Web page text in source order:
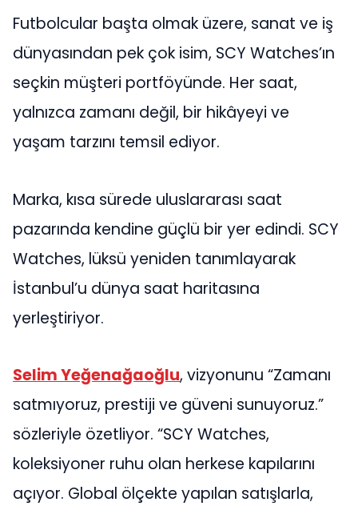
Futbolcular başta olmak üzere, sanat ve iş
dünyasından pek çok isim, SCY Watches’ın
seçkin müşteri portföyünde. Her saat,
yalnızca zamanı değil, bir hikâyeyi ve
yaşam tarzını temsil ediyor.
Marka, kısa sürede uluslararası saat
pazarında kendine güçlü bir yer edindi. SCY
Watches, lüksü yeniden tanımlayarak
İstanbul’u dünya saat haritasına
yerleştiriyor.
Selim Yeğenağaoğlu, vizyonunu “Zamanı
satmıyoruz, prestiji ve güveni sunuyoruz.”
sözleriyle özetliyor. “SCY Watches,
koleksiyoner ruhu olan herkese kapılarını
açıyor. Global ölçekte yapılan satışlarla,